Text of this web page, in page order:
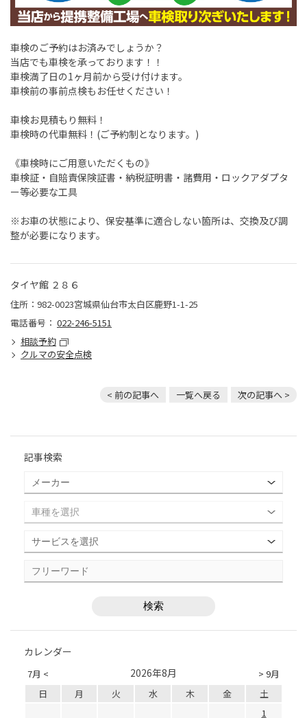
車検のご予約はお済みでしょうか？
当店でも車検を承っております！！
車検満了日の1ヶ月前から受け付けます。
車検前の事前点検もお任せください！
車検お見積もり無料！
車検時の代車無料！(ご予約制となります。)
《車検時にご用意いただくもの》
車検証・自賠責保険証書・納税証明書・諸費用・ロックアダプタ
ー等必要な工具
※お車の状態により、保安基準に適合しない箇所は、交換及び調
整が必要になります。
タイヤ館 ２８６
住所：982-0023宮城県仙台市太白区鹿野1-1-25
電話番号： 022-246-5151
相談予約
クルマの安全点検
< 前の記事へ 一覧へ戻る 次の記事へ >
記事検索
カレンダー
7月 < > 9月
2026年8月
日 月 火 水 木 金
土
1